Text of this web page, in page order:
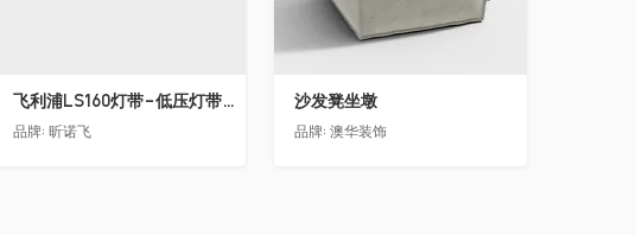
飞利浦LS160灯带-低压灯带-100mm
品牌:昕诺飞
沙发凳坐墩
品牌:澳华装饰